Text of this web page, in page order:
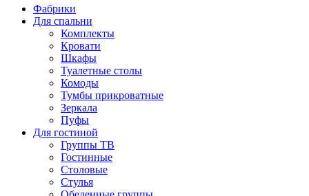
Фабрики
Для спальни
Комплекты
Кровати
Шкафы
Туалетные столы
Комоды
Тумбы прикроватные
Зеркала
Пуфы
Для гостиной
Группы ТВ
Гостинные
Столовые
Стулья